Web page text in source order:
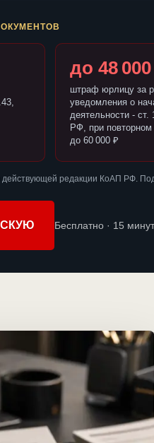
до 48
штраф юрлицу за
уведомления о
деятельности -
РФ, при
до 60 000 ₽
редакции КоАП РФ.
Бесплатно · 15